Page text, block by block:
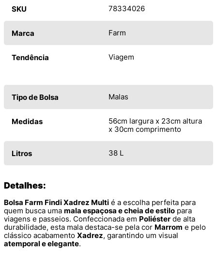
SKU 78334026
Marca Farm
Tendência Viagem
Tipo de Bolsa Malas
Medidas
56cm largura x 23cm altura
x 30cm comprimento
Litros 38 L
Detalhes:
Bolsa Farm Findi Xadrez Multi é a escolha perfeita para
quem busca uma mala espaçosa e cheia de estilo para
viagens e passeios. Confeccionada em Poliéster de alta
durabilidade, esta mala destaca-se pela cor Marrom e pelo
clássico acabamento Xadrez, garantindo um visual
atemporal e elegante.